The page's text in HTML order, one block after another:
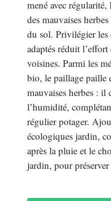
mené avec
des mauvaises
du sol. Privilégier les
adaptés réduit
voisines. Parmi les
bio, le paillage paille
mauvaises herbes : il
l’humidité,
régulier potager.
écologiques jardin,
après la pluie et le
jardin, pour